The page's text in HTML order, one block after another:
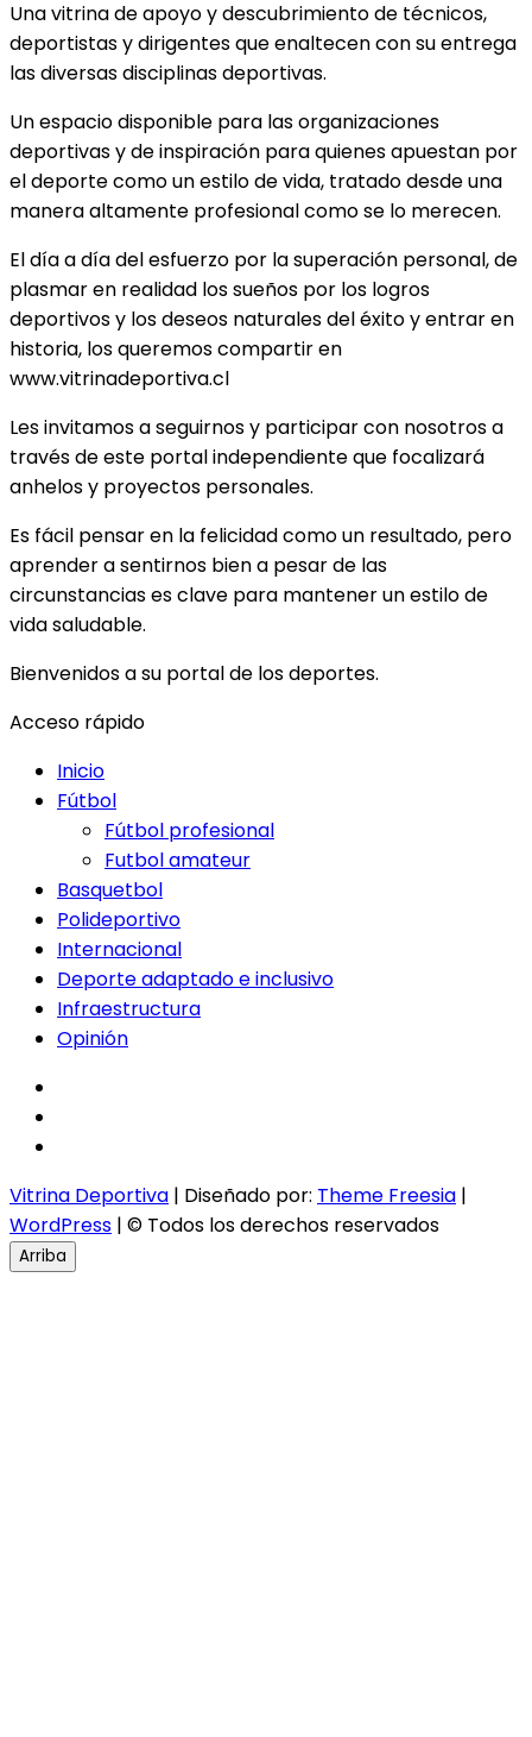
Una vitrina de apoyo y descubrimiento de técnicos,
deportistas y dirigentes que enaltecen con su entrega
las diversas disciplinas deportivas.
Un espacio disponible para las organizaciones
deportivas y de inspiración para quienes apuestan por
el deporte como un estilo de vida, tratado desde una
manera altamente profesional como se lo merecen.
El día a día del esfuerzo por la superación personal, de
plasmar en realidad los sueños por los logros
deportivos y los deseos naturales del éxito y entrar en
historia, los queremos compartir en
www.vitrinadeportiva.cl
Les invitamos a seguirnos y participar con nosotros a
través de este portal independiente que focalizará
anhelos y proyectos personales.
Es fácil pensar en la felicidad como un resultado, pero
aprender a sentirnos bien a pesar de las
circunstancias es clave para mantener un estilo de
vida saludable.
Bienvenidos a su portal de los deportes.
Acceso rápido
Inicio
Fútbol
Fútbol profesional
Futbol amateur
Basquetbol
Polideportivo
Internacional
Deporte adaptado e inclusivo
Infraestructura
Opinión
Vitrina Deportiva | Diseñado por: Theme Freesia |
WordPress | © Todos los derechos reservados
Arriba